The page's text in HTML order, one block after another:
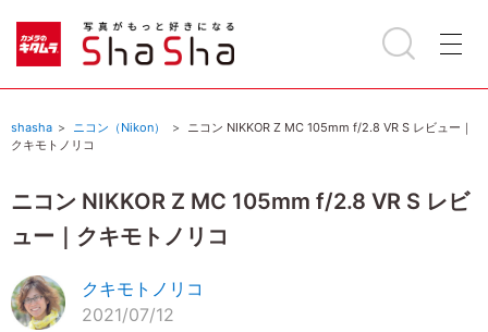
shasha ニコン（Nikon）
ニコン NIKKOR Z MC 105mm f/2.8 VR S レビュー｜
クキモトノリコ
ニコン NIKKOR Z MC 105mm f/2.8 VR S レビ
ュー｜クキモトノリコ
クキモトノリコ
2021/07/12